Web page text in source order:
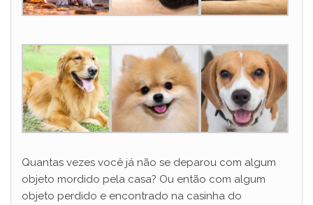
Quantas vezes você já não se deparou com algum
objeto mordido pela casa? Ou então com algum
objeto perdido e encontrado na casinha do